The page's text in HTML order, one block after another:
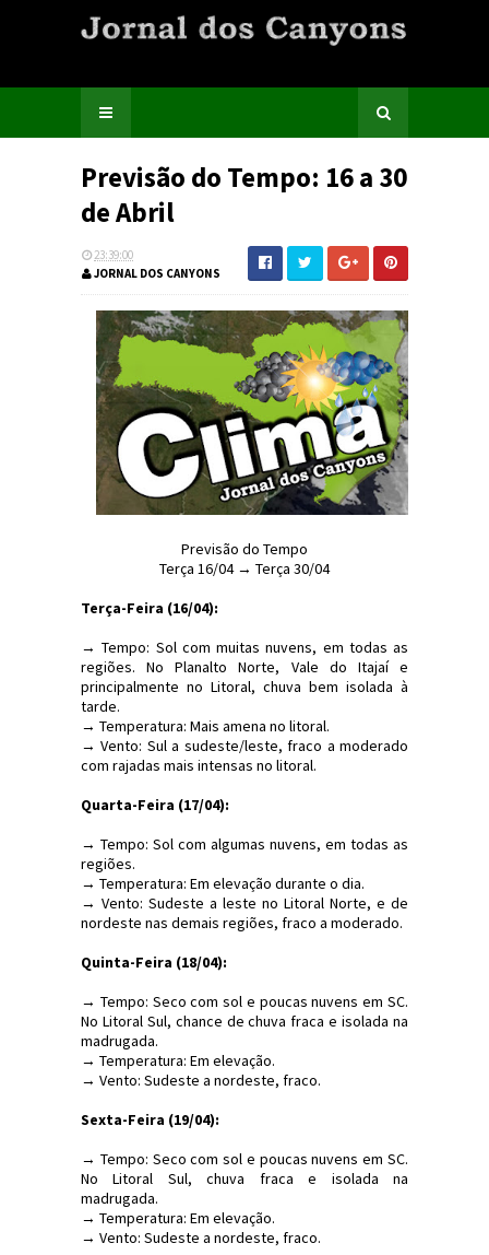
Previsão do Tempo: 16 a 30
de Abril
23:39:00
JORNAL DOS CANYONS
Previsão do Tempo
Terça 16/04 → Terça 30/04
Terça-Feira (16/04):
→ Tempo: Sol com muitas nuvens, em todas as
regiões. No Planalto Norte, Vale do Itajaí e
principalmente no Litoral, chuva bem isolada à
tarde.
→ Temperatura: Mais amena no litoral.
→ Vento: Sul a sudeste/leste, fraco a moderado
com rajadas mais intensas no litoral.
Quarta-Feira (17/04):
→ Tempo: Sol com algumas nuvens, em todas as
regiões.
→ Temperatura: Em elevação durante o dia.
→ Vento: Sudeste a leste no Litoral Norte, e de
nordeste nas demais regiões, fraco a moderado.
Quinta-Feira (18/04):
→ Tempo: Seco com sol e poucas nuvens em SC.
No Litoral Sul, chance de chuva fraca e isolada na
madrugada.
→ Temperatura: Em elevação.
→ Vento: Sudeste a nordeste, fraco.
Sexta-Feira (19/04):
→ Tempo: Seco com sol e poucas nuvens em SC.
No Litoral Sul, chuva fraca e isolada na
madrugada.
→ Temperatura: Em elevação.
→ Vento: Sudeste a nordeste, fraco.